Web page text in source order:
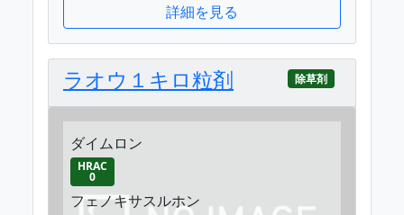
詳細を見る
ラオウ１キロ粒剤 除草剤
ダイムロン
HRAC
0
フェノキサスルホン